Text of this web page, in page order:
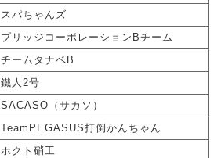
スパちゃんズ
ブリッジコーポレーションBチーム
チームタナベB
鐵人2号
SACASO（サカソ）
TeamPEGASUS打倒かんちゃん
ホクト硝工